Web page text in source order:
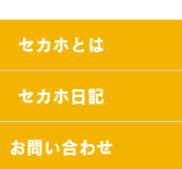
セカホとは
セカホ日記
お問い合わせ